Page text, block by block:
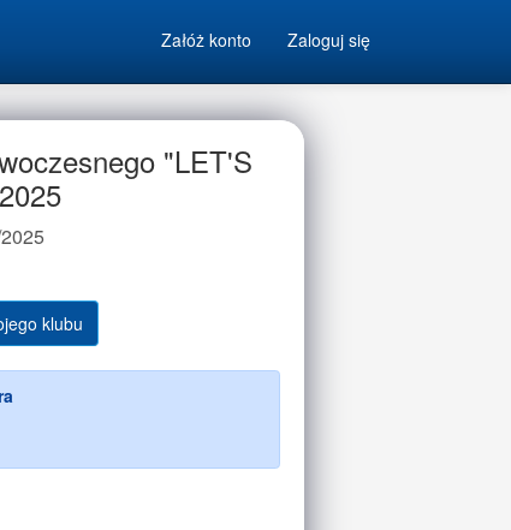
Załóż konto Zaloguj się
"LET'S
klubu